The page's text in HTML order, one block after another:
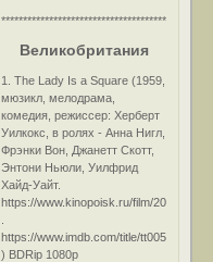
Великобритания
1. The Lady Is a Square (1959,
мюзикл, мелодрама,
комедия, режиссер: Херберт
Уилкокс, в ролях - Анна Нигл,
Фрэнки Вон, Джанетт Скотт,
Энтони Ньюли, Уилфрид
Хайд-Уайт.
https://www.kinopoisk.ru/film/201264/
https://www.imdb.com/title/tt0052986/
) BDRip 1080р